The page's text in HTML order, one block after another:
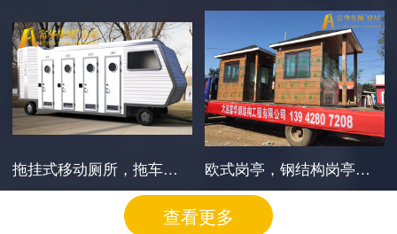
拖挂式移动厕所，拖车环保厕所，挂车式生态厕所 欧式岗亭，钢结构岗亭，富华集城®牌
查看更多